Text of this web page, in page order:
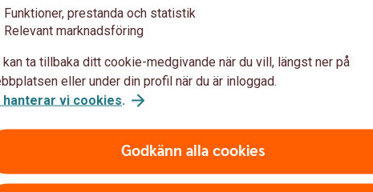
– när pengar kommer in och när de går ut.
för dig om, och i så fall när, du riskerar att få
redan finns, för att klara sämre tider och
om lågkonjunkturen biter sig fast? Hur slår
som företaget köper och/eller säljer?
på dina frågor på Tulljouren hos
(kommerskollegium.se)
Funktioner, prestanda och statistik
Relevant marknadsföring
kan ta tillbaka ditt cookie-medgivande när du vill, längst ner på
eller under din profil när du är inloggad.
hanterar vi cookies.
Godkänn alla cookies